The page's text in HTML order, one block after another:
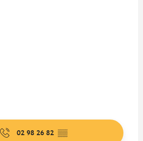
02 98 26 82 ▒▒